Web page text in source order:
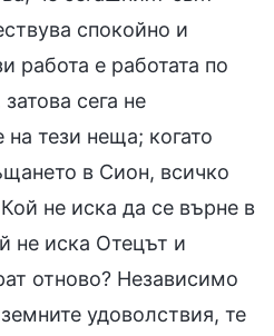
спокойно и
работа е работата по
сега не
тези неща; когато
в Сион, всичко
не иска да се върне в
не иска Отецът и
отново? Независимо
удоволствия, те